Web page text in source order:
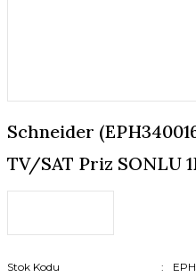
Schneider
TV/SAT Priz SONLU
Stok Kodu